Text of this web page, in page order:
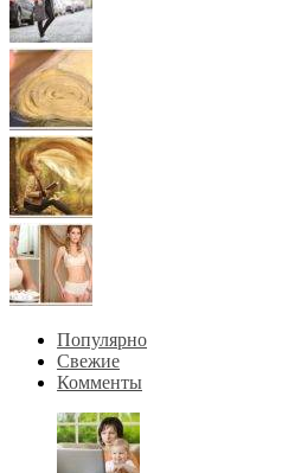
Популярно
Свежие
Комменты